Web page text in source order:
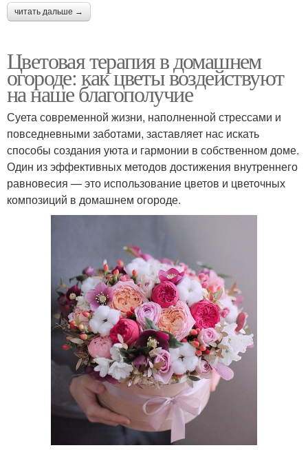
читать дальше →
Цветовая терапия в домашнем
огороде: как цветы воздействуют
на наше благополучие
Суета современной жизни, наполненной стрессами и
повседневными заботами, заставляет нас искать
способы создания уюта и гармонии в собственном доме.
Один из эффективных методов достижения внутреннего
равновесия — это использование цветов и цветочных
композиций в домашнем огороде.